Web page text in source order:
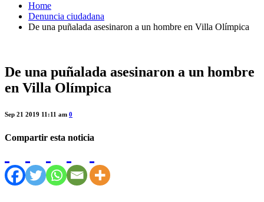
Home
Denuncia ciudadana
De una puñalada asesinaron a un hombre en Villa Olímpica
De una puñalada asesinaron a un hombre
en Villa Olímpica
Sep 21 2019 11:11 am 0
Compartir esta noticia